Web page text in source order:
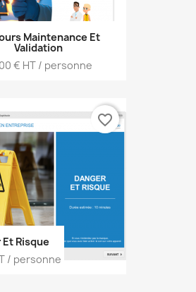
Maintenance Et
Validation
€ HT / personne
Et Risque
/ personne
favorite_border